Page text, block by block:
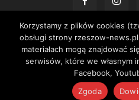
Kontakt Polityka
© NEWS Sp. z o.o. - wydawca
zastrzeżone.
Korzystamy z plików cookies
obsługi strony rzeszow-
materiałach mogą znajdować
serwisów, które we własnym
Facebook,
Zgoda